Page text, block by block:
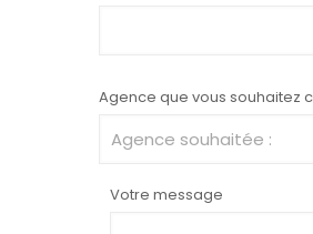
Agence que vous souhaitez
Votre message